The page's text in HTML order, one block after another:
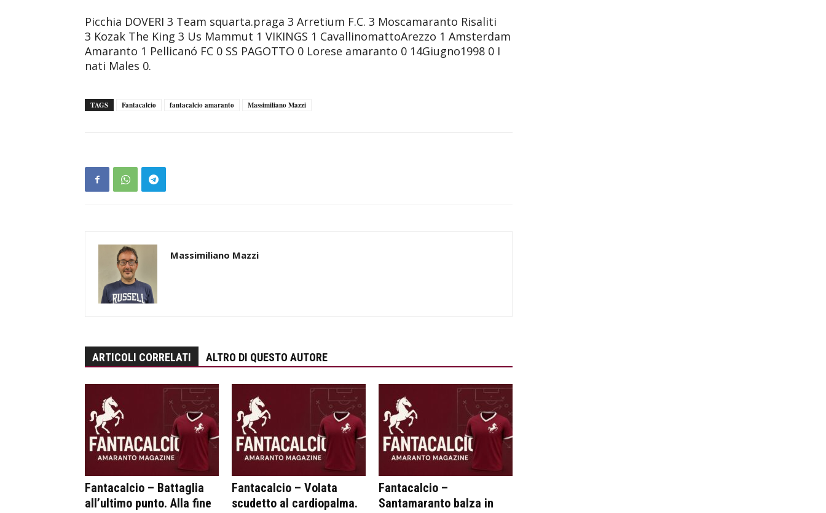
Picchia DOVERI 3 Team squarta.praga 3 Arretium F.C. 3 Moscamaranto Risaliti
3 Kozak The King 3 Us Mammut 1 VIKINGS 1 CavallinomattoArezzo 1 Amsterdam
Amaranto 1 Pellicanó FC 0 SS PAGOTTO 0 Lorese amaranto 0 14Giugno1998 0 I
nati Males 0.
TAGS Fantacalcio fantacalcio amaranto Massimiliano Mazzi
Massimiliano Mazzi
ARTICOLI CORRELATI ALTRO DI QUESTO AUTORE
Fantacalcio – Battaglia
all’ultimo punto. Alla fine
Fantacalcio – Volata
scudetto al cardiopalma.
Fantacalcio –
Santamaranto balza in